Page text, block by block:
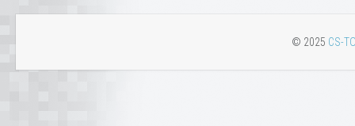
© 2025 CS-